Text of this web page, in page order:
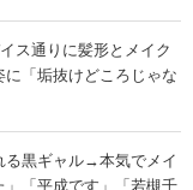
ス通りに髪形とメイク
「垢抜けどころじゃな
る黒ギャル→本気でメイ
「平成です」「若槻千